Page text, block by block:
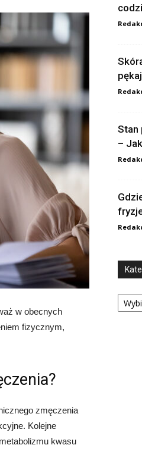
w obecnych
fizycznym,
zmęczenia
Kolejne
kwasu
Stan
–